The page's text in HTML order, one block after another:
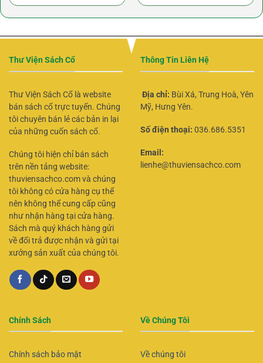
Thư Viện Sách Cổ
Thư Viện Sách Cổ là website
bán sách cổ trực tuyến. Chúng
tôi chuyên bán lẻ các bản in lại
của những cuốn sách cổ.
Chúng tôi hiện chỉ bán sách
trên nền tảng website:
thuviensachco.com và chúng
tôi không có cửa hàng cụ thể
nên không thể cung cấp cũng
như nhận hàng tại cửa hàng.
Sách mà quý khách hàng gửi
về đổi trả được nhận và gửi tại
xưởng sản xuất của chúng tôi.
Thông Tin Liên Hệ
Địa chỉ: Bùi Xá, Trung Hoà, Yên
Mỹ, Hưng Yên.
Số điện thoại: 036.686.5351
Email:
lienhe@thuviensachco.com
Chính Sách
Chính sách bảo mật
Về Chúng Tôi
Về chúng tôi